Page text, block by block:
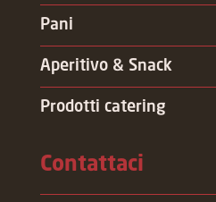
Pani
Aperitivo & Snack
Prodotti catering
Contattaci